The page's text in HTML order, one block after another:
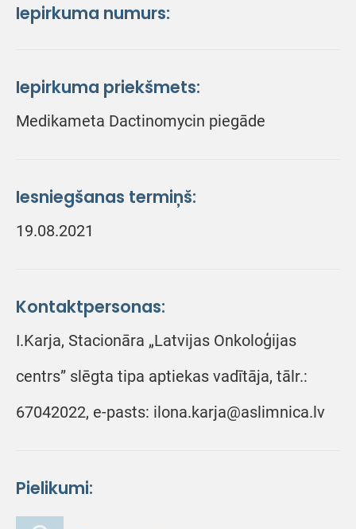
Iepirkuma numurs:
Iepirkuma priekšmets:
Medikameta Dactinomycin piegāde
Iesniegšanas termiņš:
19.08.2021
Kontaktpersonas:
I.Karja, Stacionāra „Latvijas Onkoloģijas
centrs” slēgta tipa aptiekas vadītāja, tālr.:
67042022, e-pasts: ilona.karja@aslimnica.lv
Pielikumi: